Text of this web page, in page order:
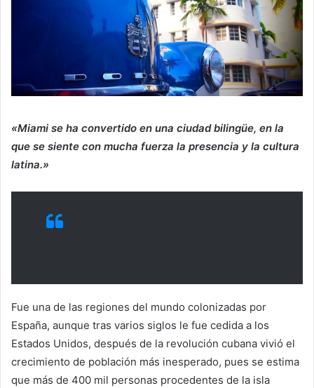
«Miami se ha convertido en una ciudad bilingüe, en la
que se siente con mucha fuerza la presencia y la cultura
latina.»
Fue una de las regiones del mundo colonizadas por
España, aunque tras varios siglos le fue cedida a los
Estados Unidos, después de la revolución cubana vivió el
crecimiento de población más inesperado, pues se estima
que más de 400 mil personas procedentes de la isla